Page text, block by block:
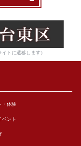
イトに遷移します）
・体験
ベント